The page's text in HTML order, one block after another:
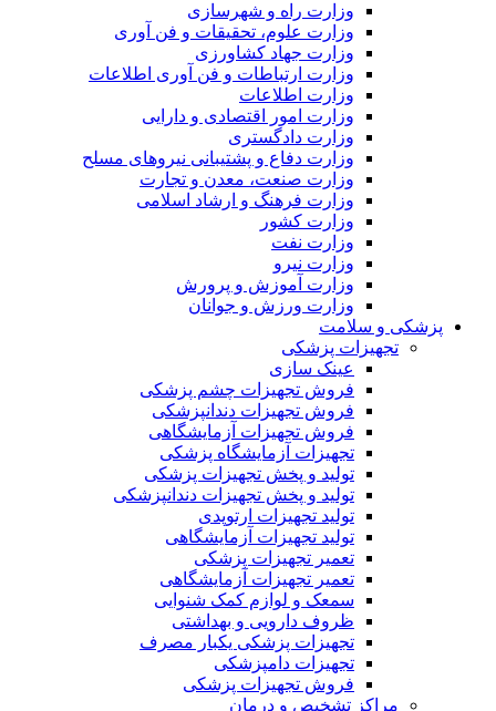
وزارت راه و شهرسازی
وزارت علوم، تحقیقات و فن آوری
وزارت جهاد کشاورزی
وزارت ارتباطات و فن آوری اطلاعات
وزارت اطلاعات
وزارت امور اقتصادی و دارایی
وزارت دادگستری
وزارت دفاع و پشتیبانی نیروهای مسلح
وزارت صنعت، معدن و تجارت
وزارت فرهنگ و ارشاد اسلامی
وزارت کشور
وزارت نفت
وزارت نیرو
وزارت آموزش و پرورش
وزارت ورزش و جوانان
و سلامت
تجهیزات پزشکی
عینک سازی
فروش تجهیزات چشم پزشکی
فروش تجهیزات دندانپزشکی
فروش تجهیزات آزمایشگاهی
تجهیزات آزمایشگاه پزشکی
تولید و پخش تجهیزات پزشکی
تولید و پخش تجهیزات دندانپزشکی
تولید تجهیزات ارتوپدی
تولید تجهیزات آزمایشگاهی
تعمیر تجهیزات پزشکی
تعمیر تجهیزات آزمایشگاهی
سمعک و لوازم کمک شنوایی
ظروف دارویی و بهداشتی
تجهیزات پزشکی یکبار مصرف
تجهیزات دامپزشکی
فروش تجهیزات پزشکی
مراکز تشخیص و درمان